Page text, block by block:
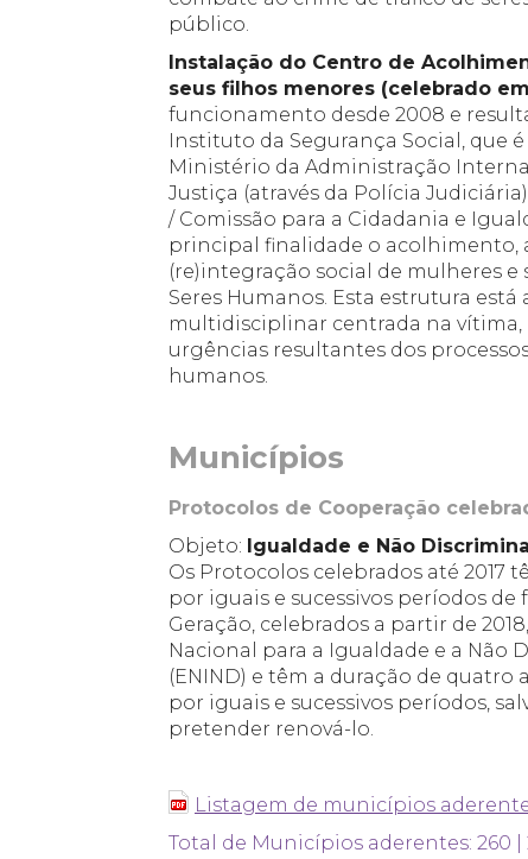
público.
Instalação do Centro de
seus filhos menores (celebrado
funcionamento desde 2008 e
Instituto da Segurança Social, que
Ministério da Administração Interna
Justiça (através da Polícia
/ Comissão para a Cidadania e
principal finalidade o acolhimento,
(re)integração social de mulheres e
Seres Humanos. Esta estrutura
multidisciplinar centrada na vítima,
urgências resultantes dos
humanos.
Municípios
Protocolos de Cooperação
Objeto: Igualdade e Não
Os Protocolos celebrados até 2017
por iguais e sucessivos períodos
Geração, celebrados a partir de
Nacional para a Igualdade e a Não
(ENIND) e têm a duração de
por iguais e sucessivos períodos,
pretender renová-lo.
Listagem de municípios
Total de Municípios aderentes: 260 |